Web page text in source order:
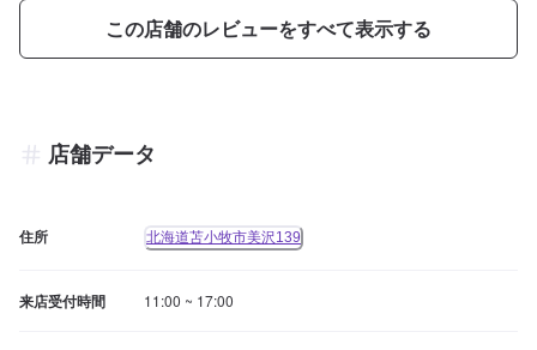
この店舗のレビューをすべて表示する
店舗データ
住所 北海道苫小牧市美沢139
来店受付時間 11:00 ~ 17:00